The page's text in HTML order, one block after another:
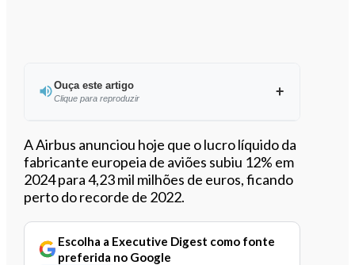
Ouça este artigo
Clique para reproduzir
Ouvir este artigo
A Airbus anunciou hoje que o lucro líquido da
fabricante europeia de aviões subiu 12% em
2024 para 4,23 mil milhões de euros, ficando
perto do recorde de 2022.
Escolha a Executive Digest como fonte
preferida no Google